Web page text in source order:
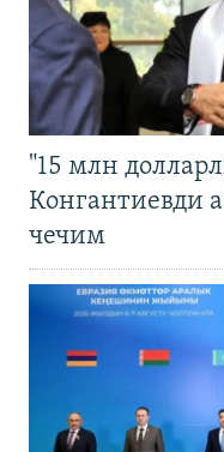
"15 млн
Конгантиевди
чечим